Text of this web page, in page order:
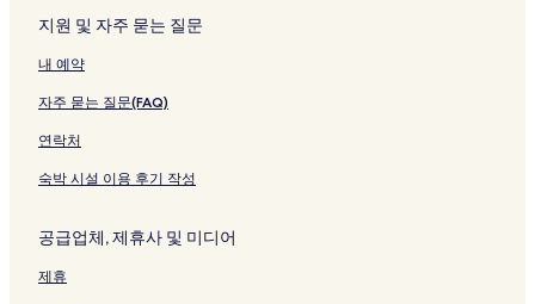
G
이
를
여
는
링
이
를
는
링
크
는
크
b
r
o
d
e
N
i
i
지원 및 자주 묻는 질문
내 예약
자주 묻는 질문(FAQ)
연락처
숙박 시설 이용 후기 작성
공급업체, 제휴사 및 미디어
제휴